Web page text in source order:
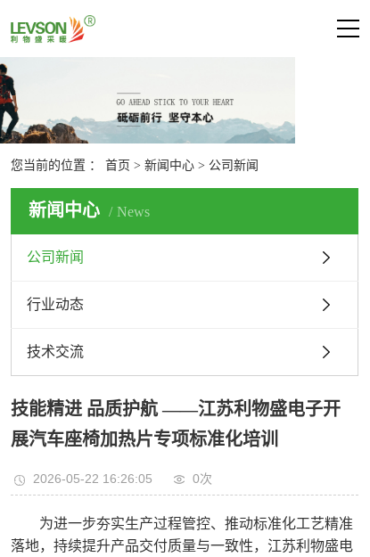
关于利物盛
新闻中心
公司新闻 行业动态
技术支持
联系我们
您当前的位置 ：首页 >新闻中心 > 公司新闻
新闻中心 News
公司新闻
行业动态
技术交流
技能精进 品质护航 ——江苏利物盛电子开
展汽车座椅加热片专项标准化培训
2026-05-22 16:26:05 0次
为进一步夯实生产过程管控、推动标准化工艺精准
落地，持续提升产品交付质量与一致性，江苏利物盛电